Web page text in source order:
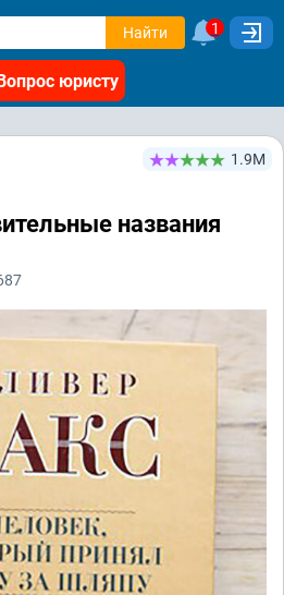
Найти 1
юристу
1.9М
названия